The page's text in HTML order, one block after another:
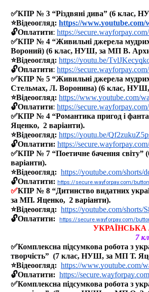
✅КПР № 3 “Різдвяні дива” (6 клас,
⭐️Відеоогляд: https://
🔓Оплатити: https://
✅КПР № 4 “Живильні джерела
Вороний) (6 клас, НУШ, за МП В.
⭐️Відеоогляд: https://youtu.be/
🔓Оплатити: https://
✅КПР № 5 “Живильні джерела
Стельмах, Л. Воронина) (6 клас, НУШ,
⭐️Відеоогляд: https://www.youtube.com/
🔓Оплатити: https://
✅КПР № 4 “Романтика пригод і
Яценко,  2 варіанти).
⭐️Відеоогляд: https://youtu.be/
🔓Оплатити: https://
✅КПР № 7 “Поетичне бачення
варіанти).
⭐️Відеоогляд: https://youtube.com/shorts/
🔓Оплатити: https://secure.wayforpay.com/
✅КПР № 8 “Дитинство видатних
за МП. Яценко,  2 варіанти).
⭐️Відеоогляд: https://youtube.com/shorts/
🔓Оплатити:
https://secure.wayforpay.com/
УКРАЇНСЬКА
7
✅Комплексна підсумкова робота з
творчість”  (7 клас, НУШ, за МП Т.
⭐️Відеоогляд: https://www.youtube.com/
🔓Оплатити: https://
✅Комплексна підсумкова робота з